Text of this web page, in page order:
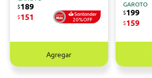
$189
$151 20%OFF
Agregar
GAROTO
$199
$159